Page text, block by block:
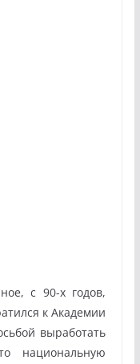
с 90-х годов,
к Академии
выработать
национальную